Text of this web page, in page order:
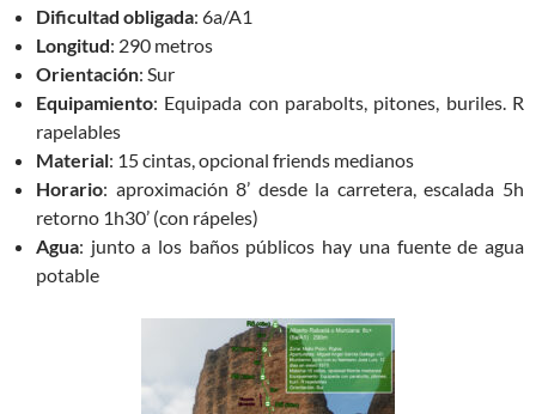
Dificultad obligada: 6a/A1
Longitud: 290 metros
Orientación: Sur
Equipamiento: Equipada con parabolts, pitones, buriles. R
rapelables
Material: 15 cintas, opcional friends medianos
Horario: aproximación 8’ desde la carretera, escalada 5h
retorno 1h30’ (con rápeles)
Agua: junto a los baños públicos hay una fuente de agua
potable